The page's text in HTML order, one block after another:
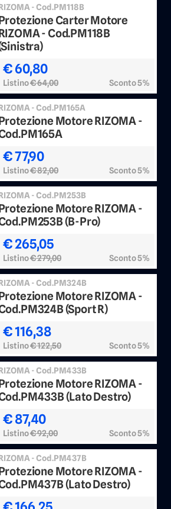
- Cod.PM118B
Carter Motore
- Cod.PM118B
€ 60,80
Listino€ 64,00 Sconto 5%
- Cod.PM165A
Motore RIZOMA -
€ 77,90
Listino€ 82,00 Sconto 5%
- Cod.PM253B
Motore RIZOMA -
(B-Pro)
€ 265,05
Listino€ 279,00 Sconto 5%
- Cod.PM324B
Motore RIZOMA -
(Sport R)
€ 116,38
Listino€ 122,50 Sconto 5%
- Cod.PM433B
Motore RIZOMA -
(Lato Destro)
€ 87,40
Listino€ 92,00 Sconto 5%
- Cod.PM437B
Motore RIZOMA -
(Lato Destro)